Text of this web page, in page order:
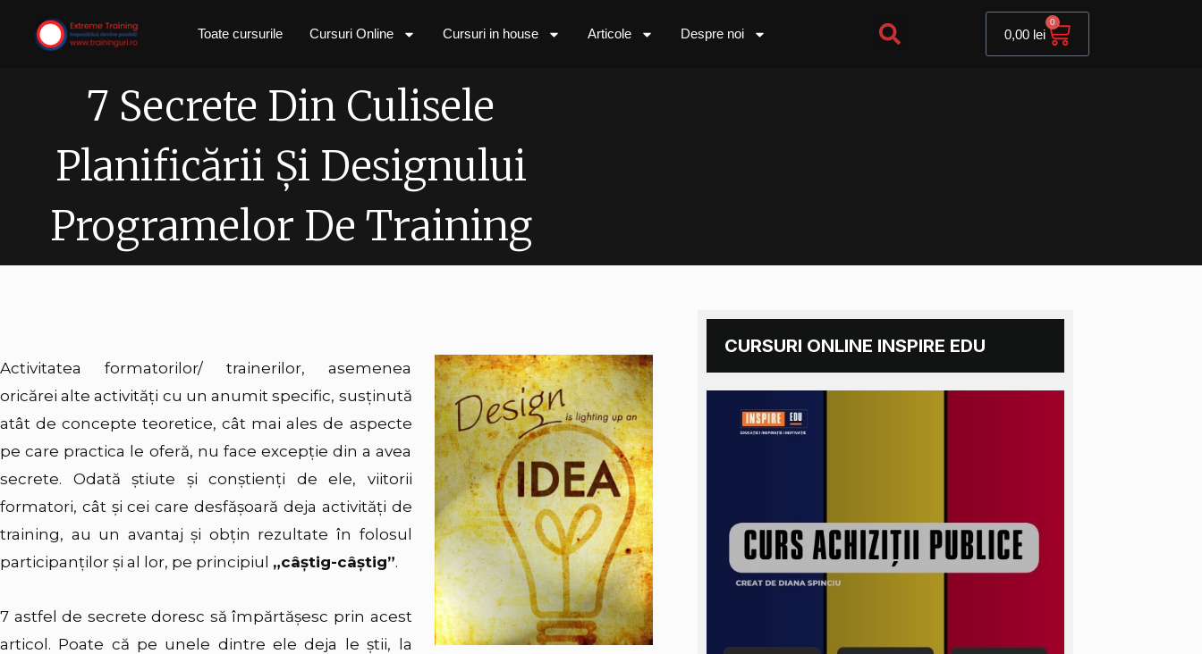
Toate cursurile Cursuri Online Cursuri in house Articole Despre noi 0,00 lei
0
Cart
7 Secrete Din Culisele
Planificării Şi Designului
Programelor De Training
Activitatea formatorilor/ trainerilor, asemenea
oricărei alte activităţi cu un anumit specific, susţinută
atât de concepte teoretice, cât mai ales de aspecte
pe care practica le oferă, nu face excepţie din a avea
secrete. Odată ştiute şi conştienţi de ele, viitorii
formatori, cât şi cei care desfăşoară deja activităţi de
training, au un avantaj şi obţin rezultate în folosul
participanţilor şi al lor, pe principiul „câştig-câştig”.
7 astfel de secrete doresc să împărtăşesc prin acest
articol. Poate că pe unele dintre ele deja le ştii, la
CURSURI ONLINE INSPIRE EDU